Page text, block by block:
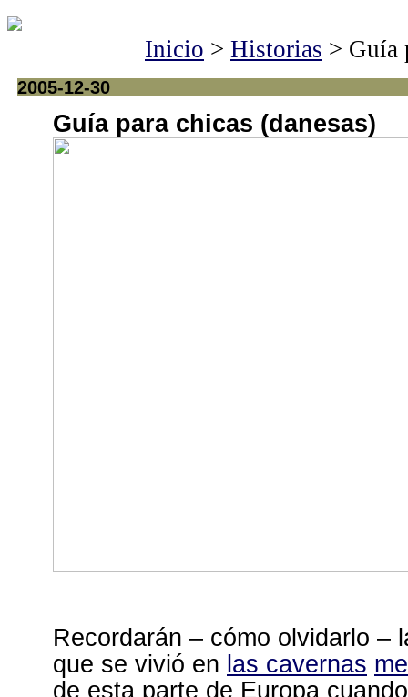
Inicio > Historias > Guía
2005-12-30
Guía para chicas (danesas)
Recordarán – cómo olvidarlo –
que se vivió en las cavernas
de esta parte de Europa